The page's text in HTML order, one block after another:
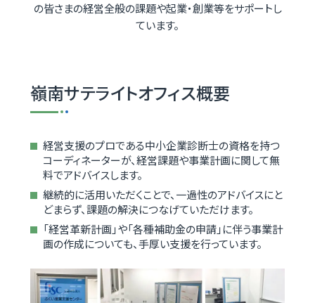
の皆さまの経営全般の課題や起業・創業等をサポートし
ています。
嶺南サテライトオフィス概要
経営支援のプロである中小企業診断士の資格を持つ
コーディネーターが、経営課題や事業計画に関して無
料でアドバイスします。
継続的に活用いただくことで、一過性のアドバイスにと
どまらず、課題の解決につなげていただけます。
「経営革新計画」や「各種補助金の申請」に伴う事業計
画の作成についても、手厚い支援を行っています。